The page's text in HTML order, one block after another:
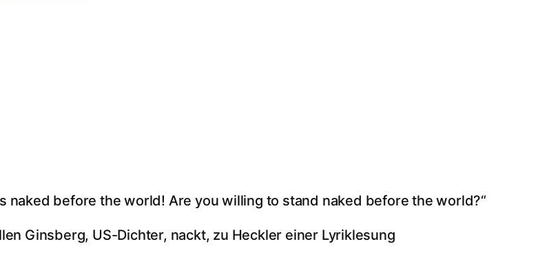
naked before the world! Are you willing to stand naked before the world?“
Ginsberg, US-Dichter, nackt, zu Heckler einer Lyriklesung